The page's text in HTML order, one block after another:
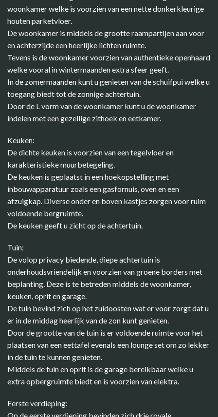
woonkamer welke is voorzien van een nette donkerkleurige
houten parketvloer.
De woonkamer is middels de grootte raampartijen aan voor
en achterzijde een heerlijke lichten ruimte.
Tevens is de woonkamer voorzien van authentieke openhaard
welke vooral in wintermaanden extra sfeer geeft.
In de zomermaanden kunt u genieten van de schuifpui welke u
toegang biedt tot de zonnige achtertuin.
Door de L vorm van de woonkamer kunt u de woonkamer
indelen met een gezellige zithoek en eetkamer.
Keuken:
De dichte keuken is voorzien van een tegelvloer en
karakteristieke muurbetegeling.
De keuken is geplaatst in een hoekopstelling met
inbouwapparatuur zoals een gasfornuis, oven en een
afzuigkap. Diverse onder en boven kastjes zorgen voor ruim
voldoende bergruimte.
De keuken geeft u zicht op de achtertuin.
Tuin:
De volop privacy biedende, diepe achtertuin is
onderhoudsvriendelijk en voorzien van groene borders met
beplanting. Deze is te betreden middels de woonkamer,
keuken, oprit en garage.
De tuin bevind zich op het zuidoosten wat er voor zorgt dat u
er in de middag heerlijk van de zon kunt genieten.
Door de grootte van de tuin is er voldoende ruimte voor het
plaatsen van een eettafel evenals een lounge set om zo lekker
in de tuin te kunnen genieten.
Middels de tuin en oprit is de garage bereikbaar welke u
extra opbergruimte biedt en is voorzien van elektra.
Eerste verdieping: